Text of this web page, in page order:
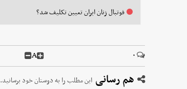
فوتبال زنان ایران تعیین تکلیف شد؟
۰ A
هم رسانی این مطلب را به دوستان خود برسانید.